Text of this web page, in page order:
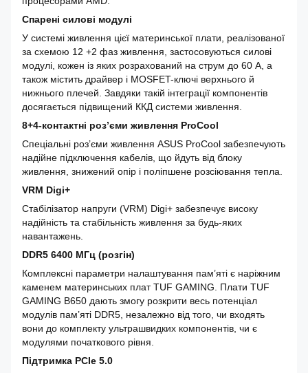
Спарені силові модулі
У системі живлення цієї материнської плати, реалізованої
за схемою 12 +2 фаз живлення, застосовуються силові
модулі, кожен із яких розрахований на струм до 60 А, а
також містить драйвер і MOSFET-ключі верхнього й
нижнього плечей. Завдяки такій інтеграції компонентів
досягається підвищений ККД системи живлення.
8+4-контактні роз’єми живлення ProCool
Спеціальні роз’єми живлення ASUS ProCool забезпечують
надійне підключення кабелів, що йдуть від блоку
живлення, знижений опір і поліпшене розсіювання тепла.
VRM Digi+
Стабілізатор напруги (VRM) Digi+ забезпечує високу
надійність та стабільність живлення за будь-яких
навантажень.
DDR5 6400 МГц (розгін)
Комплексні параметри налаштування пам’яті є наріжним
каменем материнських плат TUF GAMING. Плати TUF
GAMING B650 дають змогу розкрити весь потенціал
модулів пам’яті DDR5, незалежно від того, чи входять
вони до комплекту ультрашвидких компонентів, чи є
модулями початкового рівня.
Підтримка PCIe 5.0